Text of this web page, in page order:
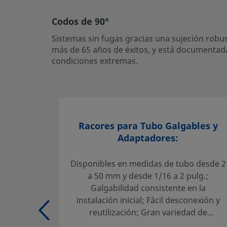
Contacto
Contacte con Nosotros
Selección fiable de un producto:
El diseñador y usuario del sistema deben revisar la
técnica para asegurar una correcta selección de producto.
seleccionar un producto, habrá que tener en cuenta el
del sistema para conseguir un servicio seguro y sin
Codos de 90°
Sistemas sin fugas gracias una sujeción
más de 65 años de éxitos, y está
condiciones extremas.
Racores para Tubo Galgables y
Adaptadores:
Disponibles en medidas de tubo desde 2
a 50 mm y desde 1/16 a 2 pulg.;
Galgabilidad consistente en la
instalación inicial; Fácil desconexión y
reutilización; Gran variedad de